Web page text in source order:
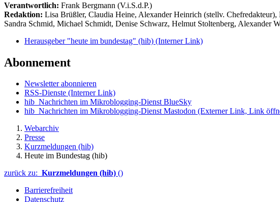
Verantwortlich: Frank Bergmann (V.i.S.d.P.)
Redaktion: Lisa Brüßler, Claudia Heine, Alexander Heinrich (stellv. Chefredakteur),
Sandra Schmid, Michael Schmidt, Denise Schwarz, Helmut Stoltenberg, Alexander
Herausgeber "heute im bundestag" (hib) (Interner Link)
Abonnement
Newsletter abonnieren
RSS-Dienste (Interner Link)
hib_Nachrichten im Mikroblogging-Dienst BlueSky
hib_Nachrichten im Mikroblogging-Dienst Mastodon (Externer Link, Link
Webarchiv
Presse
Kurzmeldungen (hib)
Heute im Bundestag (hib)
zurück zu: Kurzmeldungen (hib) ()
Barrierefreiheit
Datenschutz